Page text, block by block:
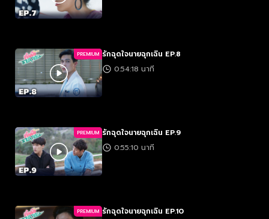
PREMIUM รักฉุดใจนายฉุกเฉิน EP.8
0:54:18 นาที
PREMIUM รักฉุดใจนายฉุกเฉิน EP.9
0:55:10 นาที
PREMIUM รักฉุดใจนายฉุกเฉิน EP.10